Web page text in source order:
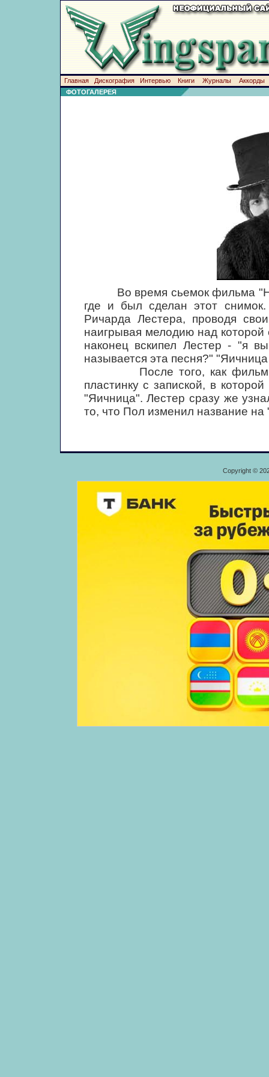
Главная Дискография Интервью Книги Журналы
Аккорды
ФОТОГАЛЕРЕЯ
Во время сьемок фильма
где и был сделан этот
Ричарда Лестера, проводя
наигрывая мелодию над
наконец вскипел Лестер - "я
называется эта песня?"
После того, как фильм
пластинку с запиской, в
"Яичница". Лестер сразу же
то, что Пол изменил название на
Copyright ©